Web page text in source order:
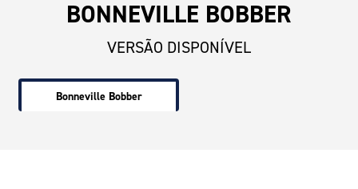
BONNEVILLE BOBBER
VERSÃO DISPONÍVEL
Bonneville Bobber